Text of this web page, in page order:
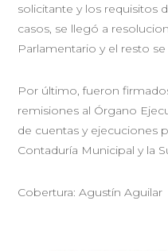
solicitante y los requisitos
casos, se llegó a
Parlamentario y el resto
Por último, fueron
remisiones al Órgano
de cuentas y ejecuciones
Contaduría Municipal y la
Cobertura: Agustín Aguilar